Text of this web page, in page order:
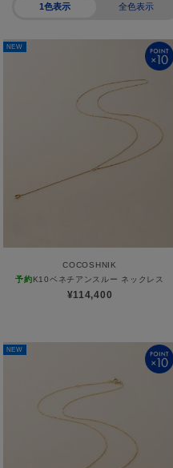
ABOUT
1色表示 全色表示
NEW
COCOSHNIK
予約K10ベネチアンスルー ネックレス
¥114,400
NEW